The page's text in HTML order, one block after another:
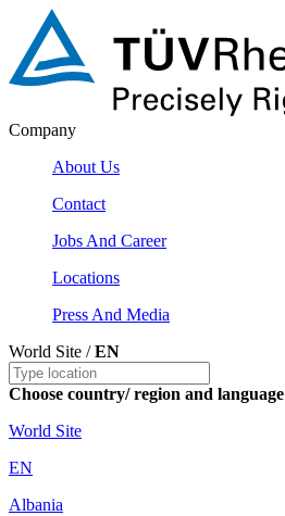
Company
About Us
Contact
Jobs And Career
Locations
Press And Media
World Site /EN
Choose country/ region and language
World Site
EN
Albania